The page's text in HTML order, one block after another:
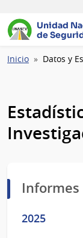
Unidad
de
Ruta
Inicio Datos y
2025